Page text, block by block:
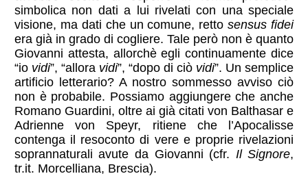
simbolica non dati a lui rivelati con una speciale
visione, ma dati che un comune, rettosensus fidei
era già in grado di cogliere. Tale però non è quanto
Giovanni attesta, allorchè egli continuamente dice
“io vidi”, “allora vidi”, “dopo di ciò vidi”. Un semplice
artificio letterario? A nostro sommesso avviso ciò
non è probabile. Possiamo aggiungere che anche
Romano Guardini, oltre ai già citati von Balthasar e
Adrienne von Speyr, ritiene che l’Apocalisse
contenga il resoconto di vere e proprie rivelazioni
soprannaturali avute da Giovanni (cfr. Il Signore,
tr.it. Morcelliana, Brescia).